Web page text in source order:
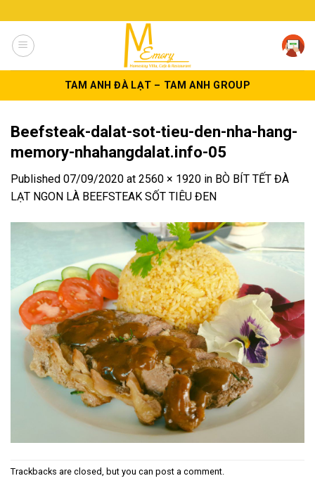
to
content
TAM ANH ĐÀ LẠT – TAM ANH GROUP
Beefsteak-dalat-sot-tieu-den-nha-hang-
memory-nhahangdalat.info-05
Published 07/09/2020 at 2560 × 1920 in BÒ BÍT TẾT ĐÀ
LẠT NGON LÀ BEEFSTEAK SỐT TIÊU ĐEN
Trackbacks are closed, but you can post a comment.